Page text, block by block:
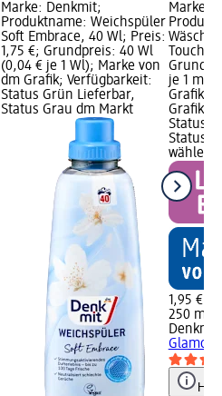
Marke: Denkmit;
Produktname: Weichspüler
Soft Embrace, 40 Wl; Preis:
1,75 €; Grundpreis: 40 Wl
(0,04 € je 1 Wl); Marke von
dm Grafik; Verfügbarkeit:
Status Grün Lieferbar,
Status Grau dm Markt
Marke:
Touch,
je 1 ml);
Grafik,
Grafik;
Status
Status
wählen
1,95 €
250 ml
Denkmit